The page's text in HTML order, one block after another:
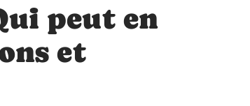
peut en
et